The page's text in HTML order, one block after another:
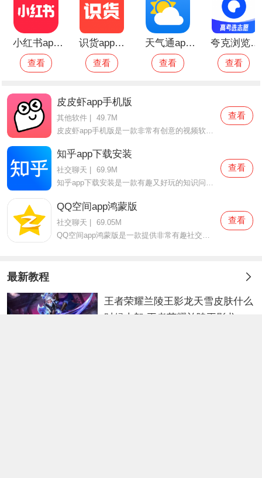
小红书app正版
查看
识货app最新版
查看
天气通app最新版
查看
夸克浏览器安卓免费版
查看
皮皮虾app手机版
其他软件 |
49.7M
皮皮虾app手机版是一款非常有创意的视频软件，在这款皮皮虾app手机版中用户们不仅是可以感受到很多精彩有趣的视频内容，而且还提供了很多有趣的玩法，很多脑洞大开的玩家都喜欢汇聚在这里面，大家一起交流有趣的故事，还可以认识很多有趣的小伙伴，感受不一样的语言文字哦，
查看
知乎app下载安装
社交聊天
69.9M
知乎app下载安装是一款有趣又好玩的知识问答软件，在这款知乎app下载安装中有非常多的用户都在使用的，在这里面你有任何的问答都可以得到解答，脑洞大开的网友们都会为你解开所有的疑惑，同时还可以浏览到很多有趣的知识，大家都可以来一起试试，无聊的时候也可以使用哦，等
查看
QQ空间app鸿蒙版
社交聊天
69.05M
查看
最新教程
王者荣耀兰陵王影龙天雪皮肤什么
时候上架 王者荣耀兰陵王影龙天